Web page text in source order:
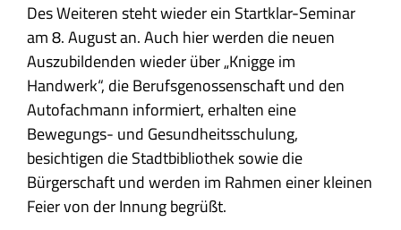
Des Weiteren steht wieder ein Startklar-Seminar
am 8. August an. Auch hier werden die neuen
Auszubildenden wieder über „Knigge im
Handwerk“, die Berufsgenossenschaft und den
Autofachmann informiert, erhalten eine
Bewegungs- und Gesundheitsschulung,
besichtigen die Stadtbibliothek sowie die
Bürgerschaft und werden im Rahmen einer kleinen
Feier von der Innung begrüßt.